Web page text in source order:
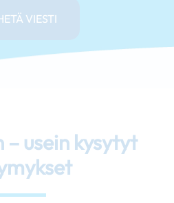
VIESTI
usein kysytyt